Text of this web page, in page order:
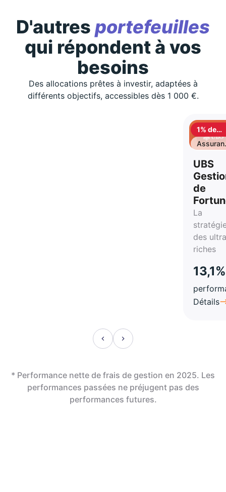
D'autres portefeuilles
qui répondent à vos
besoins
Des allocations prêtes à investir, adaptées à
différents objectifs, accessibles dès 1 000 €.
1% de
UBS
de
La
des
riches
13,1%
Détails
* Performance nette de frais de gestion en 2025. Les
performances passées ne préjugent pas des
performances futures.